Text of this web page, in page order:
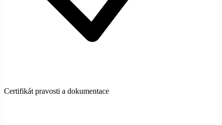
Certifikát pravosti a dokumentace